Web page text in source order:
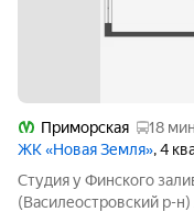
Приморская
18
ЖК «Новая Земля», 4
Студия у Финского
(Василеостровский р-н) Локация: Санкт-Петербург,